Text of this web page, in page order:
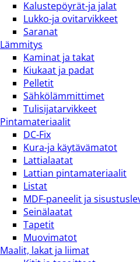
Kalustepöyrät-ja jalat
Lukko-ja ovitarvikkeet
Saranat
Lämmitys
Kaminat ja takat
Kiukaat ja padat
Pelletit
Sähkölämmittimet
Tulisijatarvikkeet
Pintamateriaalit
DC-Fix
Kura-ja käytävämatot
Lattialaatat
Lattian pintamateriaalit
Listat
MDF-paneelit ja
Seinälaatat
Tapetit
Muovimatot
Maalit, lakat ja liimat